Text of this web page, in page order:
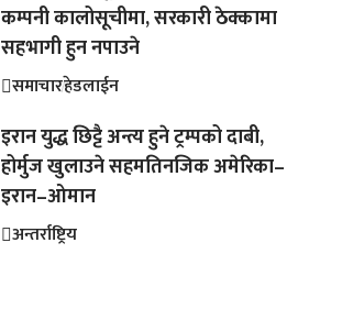
कम्पनी कालोसूचीमा, सरकारी ठेक्कामा
सहभागी हुन नपाउने
समाचारहेडलाईन
इरान युद्ध छिट्टै अन्त्य हुने ट्रम्पको दाबी,
होर्मुज खुलाउने सहमतिनजिक अमेरिका–
इरान–ओमान
अन्तर्राष्ट्रिय